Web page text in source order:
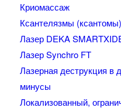
Криомассаж
Ксантелязмы (ксантомы)
Лазер DEKA
Лазер Synchro FT
Лазерная деструкция в
минусы
Локализованный,